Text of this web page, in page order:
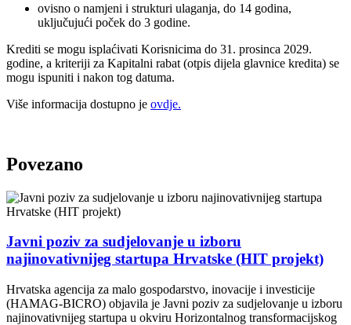
ovisno o namjeni i strukturi ulaganja, do 14 godina,
uključujući poček do 3 godine.
Krediti se mogu isplaćivati Korisnicima do 31. prosinca 2029.
godine, a kriteriji za Kapitalni rabat (otpis dijela glavnice kredita) se
mogu ispuniti i nakon tog datuma.
Više informacija dostupno je ovdje.
Povezano
Javni poziv za sudjelovanje u izboru
najinovativnijeg startupa Hrvatske (HIT projekt)
Hrvatska agencija za malo gospodarstvo, inovacije i investicije
(HAMAG-BICRO) objavila je Javni poziv za sudjelovanje u izboru
najinovativnijeg startupa u okviru Horizontalnog transformacijskog